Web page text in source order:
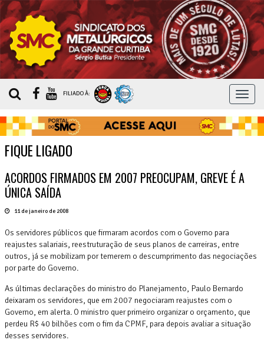
MENU
FILIADO À:
FIQUE LIGADO
ACORDOS FIRMADOS EM 2007 PREOCUPAM, GREVE É A
ÚNICA SAÍDA
11 de janeiro de 2008
Os servidores públicos que firmaram acordos com o Governo para
reajustes salariais, reestruturação de seus planos de carreiras, entre
outros, já se mobilizam por temerem o descumprimento das negociações
por parte do Governo.
As últimas declarações do ministro do Planejamento, Paulo Bernardo
deixaram os servidores, que em 2007 negociaram reajustes com o
Governo, em alerta. O ministro quer primeiro organizar o orçamento, que
perdeu R$ 40 bilhões com o fim da CPMF, para depois avaliar a situação
desses servidores.